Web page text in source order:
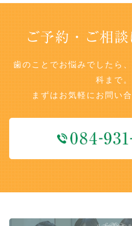
ご予約・ご相
歯のことでお悩みでしたら
科まで。
まずはお気軽にお問い